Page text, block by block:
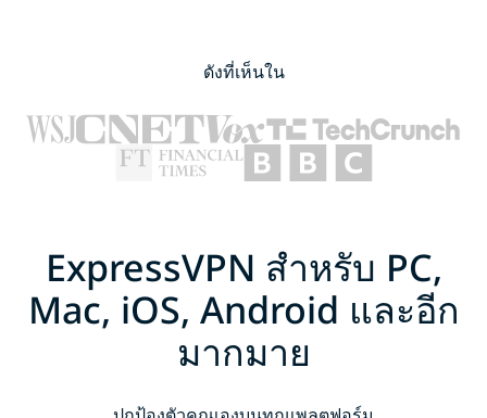
ดังที่เห็นใน
ExpressVPN สำหรับ PC,
Mac, iOS, Android และอีก
มากมาย